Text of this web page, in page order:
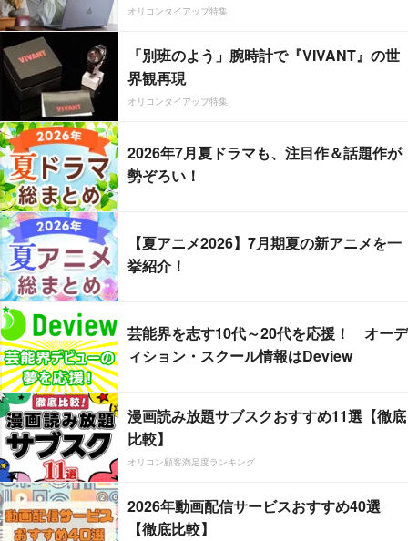
オリコンタイアップ特集
「別班のよう」腕時計で『VIVANT』の世
界観再現
オリコンタイアップ特集
2026年7月夏ドラマも、注目作＆話題作が
勢ぞろい！
【夏アニメ2026】7月期夏の新アニメを一
挙紹介！
芸能界を志す10代～20代を応援！ オーデ
ィション・スクール情報はDeview
漫画読み放題サブスクおすすめ11選【徹底
比較】
オリコン顧客満足度ランキング
2026年動画配信サービスおすすめ40選
【徹底比較】